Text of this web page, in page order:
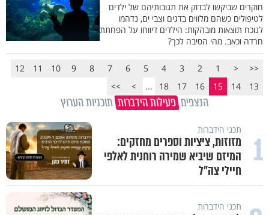
חוקרים שביקשו לבדוק את תגובותיהם של ילדים
לטיפולים כשהם מלווים בדגים וצבי ים, נדהמו
לנוכח תוצאות מובהקות: הילדים דיווחו על הפחתת
חרדה וכאב. מהי הסיבה לכך?
<<
<
1
2
3
4
5
6
7
8
9
10
11
12
13
14
15
16
17
18
...
>
>>
הנצפים פעילות הידברות תוכניות הערוץ
1 תכני הידברות
מזוזות, ציציות וספרים מחזקים:
המיזם שיביא שמירה רוחנית לאלפי
חיילי צה"ל
תכני הידברות